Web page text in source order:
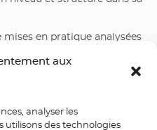
aux
analyser les
utilisons des technologies
mises en pratique analysées
renforcer sa compréhension
via notre formulaire de